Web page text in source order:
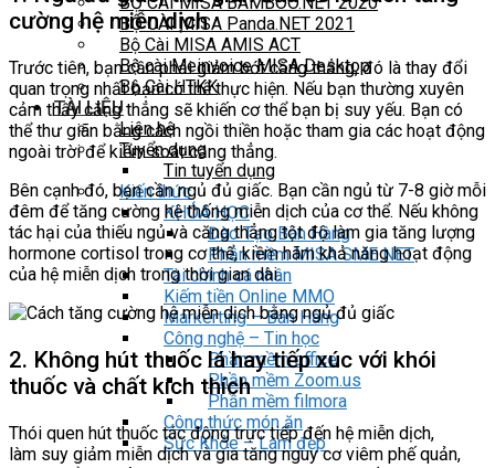
BỘ CÀI MISA Panda.NET 2021
Bộ Cài MISA AMIS ACT
Bộ cài Meinvoice MISA Desktop
Bộ Cài HTKK
TÀI LIỆU
Liên hệ
Tuyển dụng
Tin tuyển dụng
Kiến thức
KHÓA HỌC
Đào Tạo Bán Hàng
Phần mềm MISA SME NET
Tài chính cá nhân
Kiếm tiền Online MMO
Markerting – Bán Hàng
Công nghệ – Tin học
Phần mềm office
Phần mềm Zoom.us
Phần mềm filmora
Công thức món ăn
Sức Khỏe – Làm đẹp
cường hệ miễn dịch
Trước tiên, bạn cần phải giảm bớt căng thẳng, đó là thay đổi
quan trọng nhất bạn có thể thực hiện. Nếu bạn thường xuyên
cảm thấy căng thẳng sẽ khiến cơ thể bạn bị suy yếu. Bạn có
thể thư giãn bằng cách ngồi thiền hoặc tham gia các hoạt động
ngoài trời để kiểm soát căng thẳng.
Bên cạnh đó, bạn cần ngủ đủ giấc. Bạn cần ngủ từ 7-8 giờ mỗi
đêm để tăng cường hệ thống miễn dịch của cơ thể. Nếu không
tác hại của thiếu ngủ và căng thẳng tột độ làm gia tăng lượng
hormone cortisol trong cơ thể, kiềm hãm khả năng hoạt động
của hệ miễn dịch trong thời gian dài.
2. Không hút thuốc lá hay tiếp xúc với khói
thuốc và chất kích thích
Thói quen hút thuốc tác động trực tiếp đến hệ miễn dịch,
làm suy giảm miễn dịch và gia tăng nguy cơ viêm phế quản,